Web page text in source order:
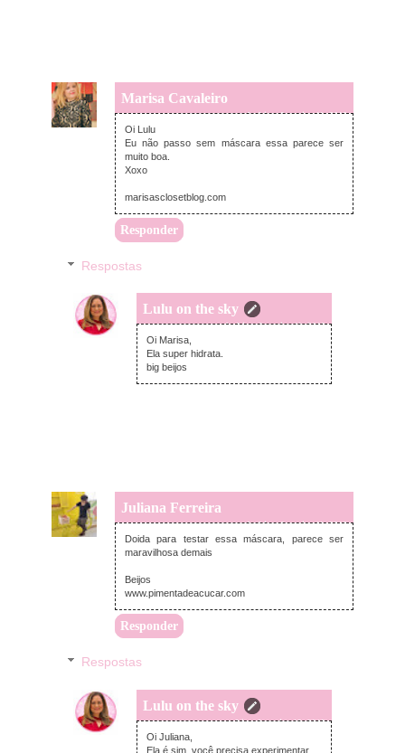
Marisa Cavaleiro
segunda-feira, fevereiro 11, 2019
Oi Lulu
Eu não passo sem máscara essa parece ser
muito boa.
Xoxo
marisasclosetblog.com
Responder
Respostas
Lulu on the sky
segunda-feira, fevereiro 11, 2019
Oi Marisa,
Ela super hidrata.
big beijos
Juliana Ferreira
segunda-feira, fevereiro 11, 2019
Doida para testar essa máscara, parece ser
maravilhosa demais
Beijos
www.pimentadeacucar.com
Responder
Respostas
Lulu on the sky
terça-feira, fevereiro 12, 2019
Oi Juliana,
Ela é sim, você precisa experimentar.